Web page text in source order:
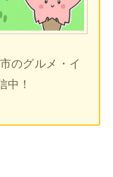
のグルメ・イ
中！